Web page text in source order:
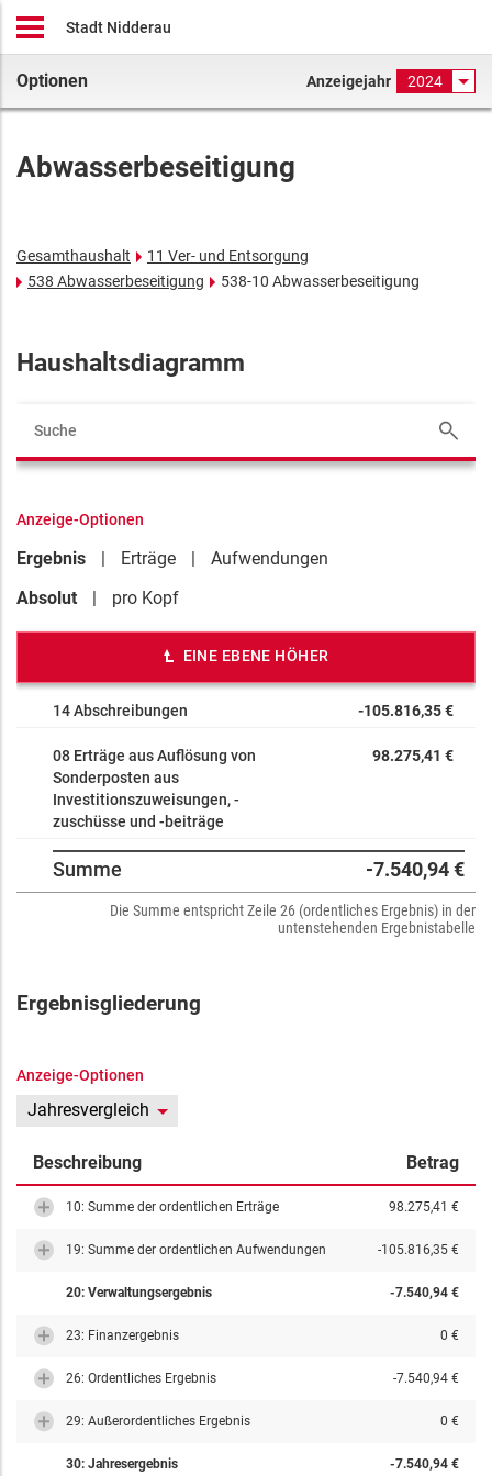
Stadt Nidderau
Optionen Anzeigejahr 2024
Abwasserbeseitigung
Gesamthaushalt
11 Ver- und Entsorgung
538 Abwasserbeseitigung
538-10 Abwasserbeseitigung
Haushaltsdiagramm
Anzeige-Optionen
Ergebnis Erträge
Aufwendungen
Absolut
pro Kopf
EINE EBENE HÖHER
14 Abschreibungen -105.816,35 €
08 Erträge aus Auflösung von
Sonderposten aus
Investitionszuweisungen, -
zuschüsse und -beiträge
98.275,41 €
Summe -7.540,94 €
Die Summe entspricht Zeile 26 (ordentliches Ergebnis) in der
untenstehenden Ergebnistabelle
Ergebnisgliederung
Anzeige-Optionen
Jahresvergleich
Beschreibung Betrag
10: Summe der ordentlichen Erträge 98.275,41 €
19: Summe der ordentlichen Aufwendungen -105.816,35 €
20: Verwaltungsergebnis -7.540,94 €
23: Finanzergebnis 0 €
26: Ordentliches Ergebnis -7.540,94 €
29: Außerordentliches Ergebnis 0 €
30: Jahresergebnis -7.540,94 €